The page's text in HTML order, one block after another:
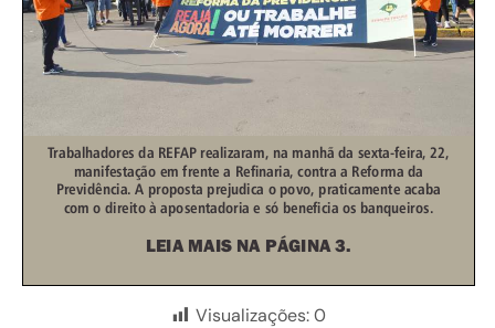
Visualizações:0